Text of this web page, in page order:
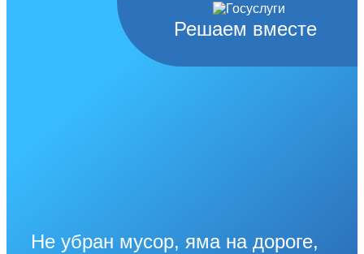
Решаем вместе
Не убран мусор, яма на дороге,